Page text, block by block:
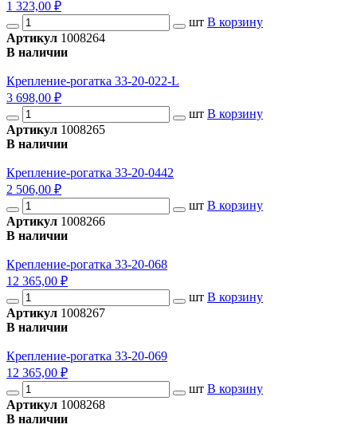
1 323,00 ₽
шт В корзину
Артикул 1008264
В наличии
Крепление-рогатка 33-20-022-L
3 698,00 ₽
шт В корзину
Артикул 1008265
В наличии
Крепление-рогатка 33-20-0442
2 506,00 ₽
шт В корзину
Артикул 1008266
В наличии
Крепление-рогатка 33-20-068
12 365,00 ₽
шт В корзину
Артикул 1008267
В наличии
Крепление-рогатка 33-20-069
12 365,00 ₽
шт В корзину
Артикул 1008268
В наличии